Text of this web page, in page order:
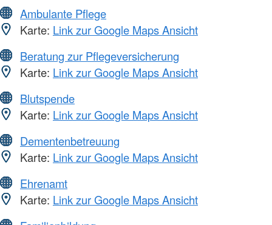
Ambulante Pflege
Karte: Link zur Google Maps Ansicht
Beratung zur Pflegeversicherung
Karte: Link zur Google Maps Ansicht
Blutspende
Karte: Link zur Google Maps Ansicht
Dementenbetreuung
Karte: Link zur Google Maps Ansicht
Ehrenamt
Karte: Link zur Google Maps Ansicht